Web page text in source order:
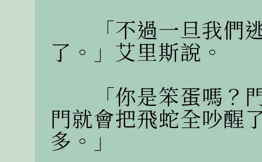
「不過一旦我們逃
了。」艾里斯說。
「你是笨蛋嗎？門
門就會把飛蛇全吵醒
多。」